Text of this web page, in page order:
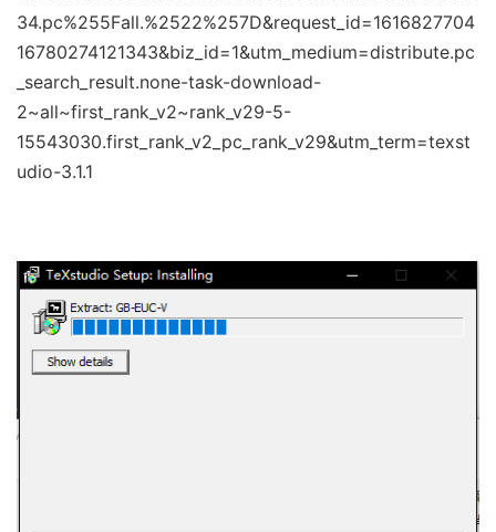
34.pc%255Fall.%2522%257D&request_id=1616827704
16780274121343&biz_id=1&utm_medium=distribute.pc
_search_result.none-task-download-
2~all~first_rank_v2~rank_v29-5-
15543030.first_rank_v2_pc_rank_v29&utm_term=texst
udio-3.1.1